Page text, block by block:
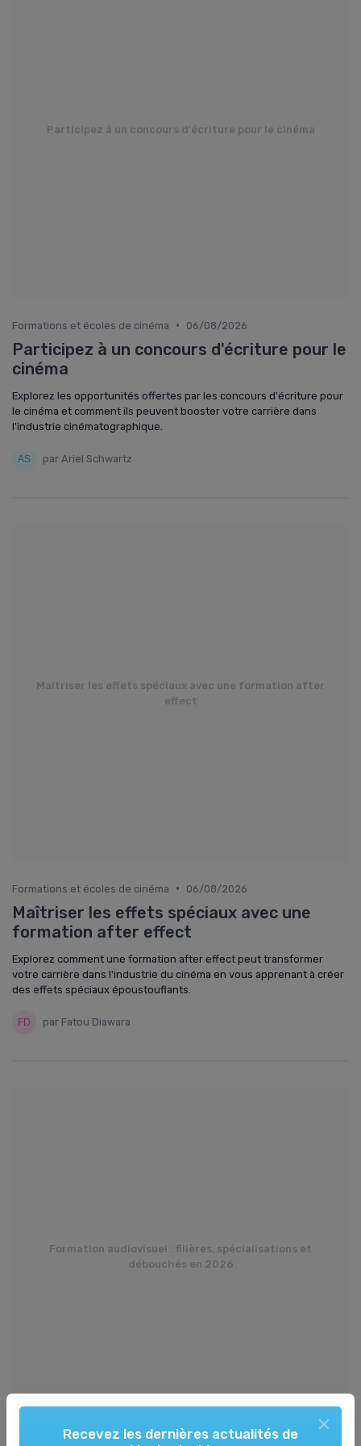
Participez à un concours d'écriture pour le cinéma
Formations et écoles de cinéma • 06/08/2026
Participez à un concours d'écriture pour le
cinéma
Explorez les opportunités offertes par les concours d'écriture pour
le cinéma et comment ils peuvent booster votre carrière dans
l'industrie cinématographique.
par Ariel Schwartz
Maîtriser les effets spéciaux avec une formation after
effect
Formations et écoles de cinéma • 06/08/2026
Maîtriser les effets spéciaux avec une
formation after effect
Explorez comment une formation after effect peut transformer
votre carrière dans l'industrie du cinéma en vous apprenant à créer
des effets spéciaux époustouflants.
par Fatou Diawara
Formation audiovisuel : filières, spécialisations et
débouchés en 2026
Recevez les dernières actualités de